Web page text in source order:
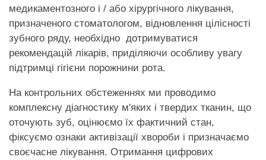
медикаментозного і / або хірургічного лікування,
призначеного стоматологом, відновлення цілісності
зубного ряду, необхідно дотримуватися
рекомендацій лікарів, приділяючи особливу увагу
підтримці гігієни порожнини рота.
На контрольних обстеженнях ми проводимо
комплексну діагностику м'яких і твердих тканин, що
оточують зуб, оцінюємо їх фактичний стан,
фіксуємо ознаки активізації хвороби і призначаємо
своєчасне лікування. Отримання цифрових